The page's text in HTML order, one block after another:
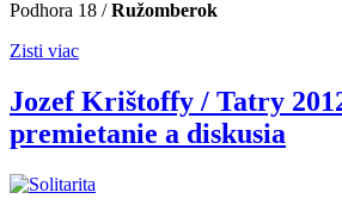
Podhora 18 /Ružomberok
Zisti viac
Jozef Krištoffy / Tatry
premietanie a diskusia